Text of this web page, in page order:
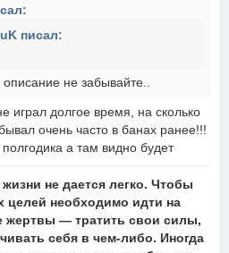
писал:
не забывайте..
играл долгое время, на сколько
очень часто в банах ранее!!!
полгодика а там видно будет
не дается легко. Чтобы
целей необходимо идти на
жертвы — тратить свои силы,
себя в чем-либо. Иногда